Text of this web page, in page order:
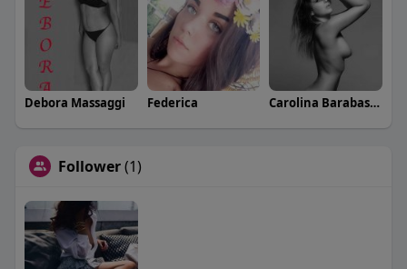
Debora Massaggi Federica Carolina Barabaschi
Follower(1)